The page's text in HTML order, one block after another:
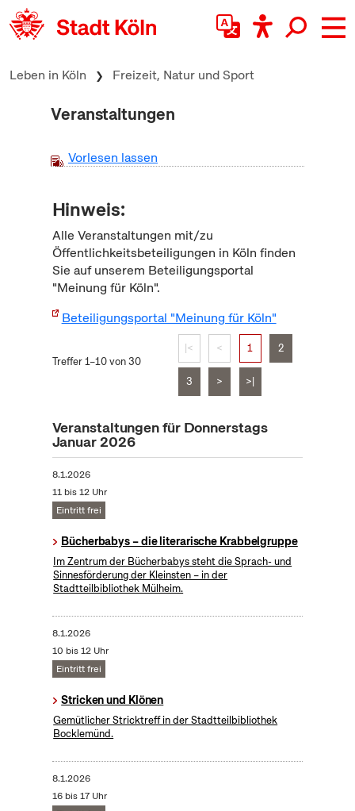
zum Inhalt springen
Leben in Köln Freizeit, Natur und Sport
Veranstaltungen
Vorlesen lassen
Hinweis:
Alle Veranstaltungen mit/zu
Öffentlichkeitsbeteiligungen in Köln finden
Sie auf unserem Beteiligungsportal
"Meinung für Köln".
Beteiligungsportal "Meinung für Köln"
Treffer 1–10 von 30
|< < 1 2
3 > >|
Veranstaltungen für Donnerstags
Januar 2026
8.1.2026
11 bis 12 Uhr
Eintritt frei
Bücherbabys – die literarische Krabbelgruppe
Im Zentrum der Bücherbabys steht die Sprach- und
Sinnesförderung der Kleinsten – in der
Stadtteilbibliothek Mülheim.
8.1.2026
10 bis 12 Uhr
Eintritt frei
Stricken und Klönen
Gemütlicher Stricktreff in der Stadtteilbibliothek
Bocklemünd.
8.1.2026
16 bis 17 Uhr